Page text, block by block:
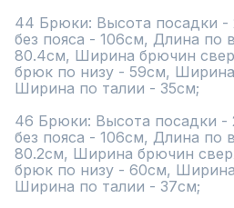
44 Брюки: Высота посадки
без пояса - 106см, Длина по
80.4см, Ширина брючин
брюк по низу - 59см,
Ширина по талии - 35см;
46 Брюки: Высота посадки -
без пояса - 106см, Длина по
80.2см, Ширина брючин
брюк по низу - 60см,
Ширина по талии - 37см;